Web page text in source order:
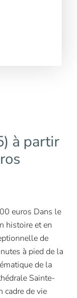
à partir
euros Dans le
histoire et en
de
à pied de la
de la
Sainte-
cadre de vie